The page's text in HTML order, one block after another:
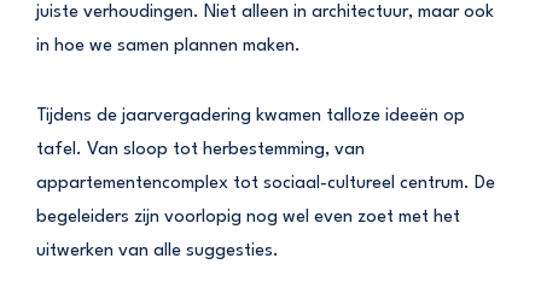
juiste verhoudingen. Niet alleen in architectuur, maar ook
in hoe we samen plannen maken.
Tijdens de jaarvergadering kwamen talloze ideeën op
tafel. Van sloop tot herbestemming, van
appartementencomplex tot sociaal-cultureel centrum. De
begeleiders zijn voorlopig nog wel even zoet met het
uitwerken van alle suggesties.